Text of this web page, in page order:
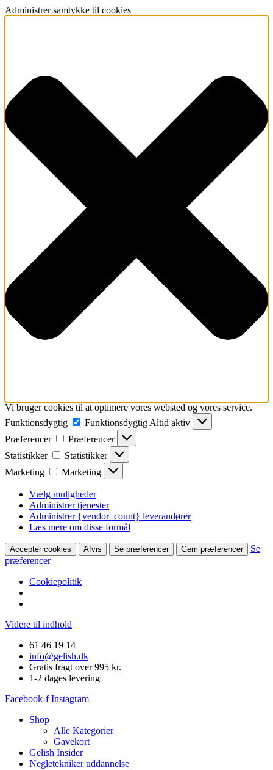
Administrer samtykke til cookies
Vi bruger cookies til at optimere vores websted og vores service.
Funktionsdygtig
Funktionsdygtig Altid aktiv
Præferencer
Præferencer
Statistikker
Statistikker
Marketing
Marketing
Vælg muligheder
Administrer tjenester
Administrer {vendor_count} leverandører
Læs mere om disse formål
Accepter cookies Afvis Se præferencer Gem præferencer
Se
præferencer
Cookiepolitik
Videre til indhold
61 46 19 14
info@gelish.dk
Gratis fragt over 995 kr.
1-2 dages levering
Facebook-f Instagram
Shop
Alle Kategorier
Gavekort
Gelish Insider
Negletekniker uddannelse